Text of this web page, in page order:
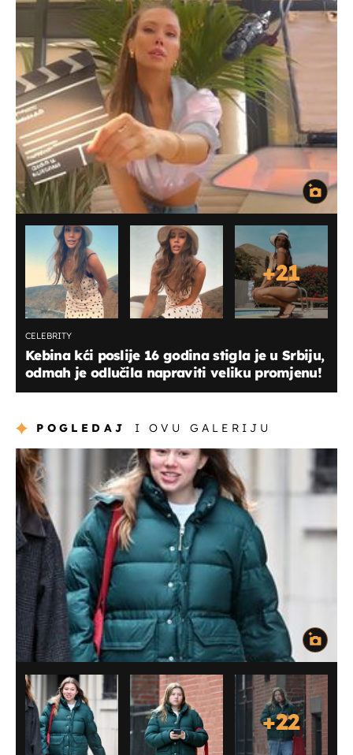
+21
CELEBRITY
Kebina kći poslije 16 godina stigla je u Srbiju,
odmah je odlučila napraviti veliku promjenu!
POGLEDAJ I OVU GALERIJU
+22